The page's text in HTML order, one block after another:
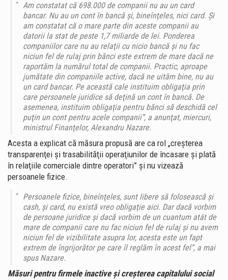
Am constatat că 698.000 de companii nu au un card
bancar. Nu au un cont în bancă şi, bineînţeles, nici card. Şi
am constatat că o mare parte din aceste companii au
datorii la stat de peste 1,7 miliarde de lei. Ponderea
companiilor care nu au relaţii cu nicio bancă şi nu fac
niciun fel de rulaj prin bănci este extrem de mare dacă ne
raportăm la numărul total de companii. Practic, aproape
jumătate din companiile active, dacă ne uităm bine, nu au
un card bancar. Pe această cale instituim obligaţia prin
care persoanele juridice să deţină un cont în bancă. De
asemenea, instituim obligaţia pentru bănci să deschidă cel
puţin un cont pentru acele companii”, a anunţat, miercuri,
ministrul Finanţelor, Alexandru Nazare.
Acesta a explicat că măsura propusă are ca rol „creşterea
transparenţei şi trasabilităţii operaţiunilor de încasare şi plată
în relaţiile comerciale dintre operatori” şi nu vizează
persoanele fizice.
Persoanele fizice, bineînţeles, sunt libere să folosească şi
cash, şi card, nu există vreo obligaţie aici. Dar dacă vorbim
de persoane juridice şi dacă vorbim de un cuantum atât de
mare de companii care nu fac niciun fel de rulaj şi nu avem
niciun fel de vizibilitate asupra lor, acesta este un fapt
extrem de îngrijorător pe care îl reglăm în acest fel”, a mai
spus Nazare.
Măsuri pentru firmele inactive și creșterea capitalului social